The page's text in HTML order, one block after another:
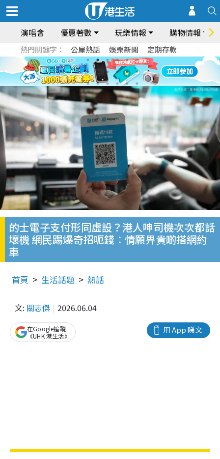
演唱會 優惠著數 玩樂情報 購物情報
熱門關鍵字： 公屋熱話 娛樂新聞 定期存款
的士電子支付形同虛設？港人呻司機次次都話
壞機 網民踢爆奇招呃錢：情願畀貴啲搭網約
車
首頁 生活話題 熱話
文: 關志傑 2026.06.04
用 App 睇文
在Google追蹤
《UHK 港生活》